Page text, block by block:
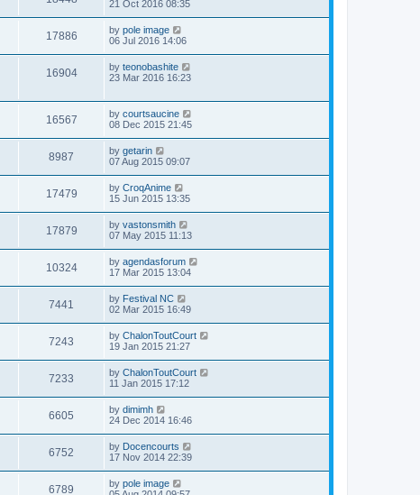
21 Oct 2016 08:35
17886 by pole image
06 Jul 2016 14:06
16904 by teonobashite
23 Mar 2016 16:23
16567 by courtsaucine
08 Dec 2015 21:45
8987 by getarin
07 Aug 2015 09:07
17479 by CroqAnime
15 Jun 2015 13:35
17879 by vastonsmith
07 May 2015 11:13
10324 by agendasforum
17 Mar 2015 13:04
7441 by Festival NC
02 Mar 2015 16:49
7243 by ChalonToutCourt
19 Jan 2015 21:27
7233 by ChalonToutCourt
11 Jan 2015 17:12
6605 by dimimh
24 Dec 2014 16:46
6752 by Docencourts
17 Nov 2014 22:39
6789 by pole image